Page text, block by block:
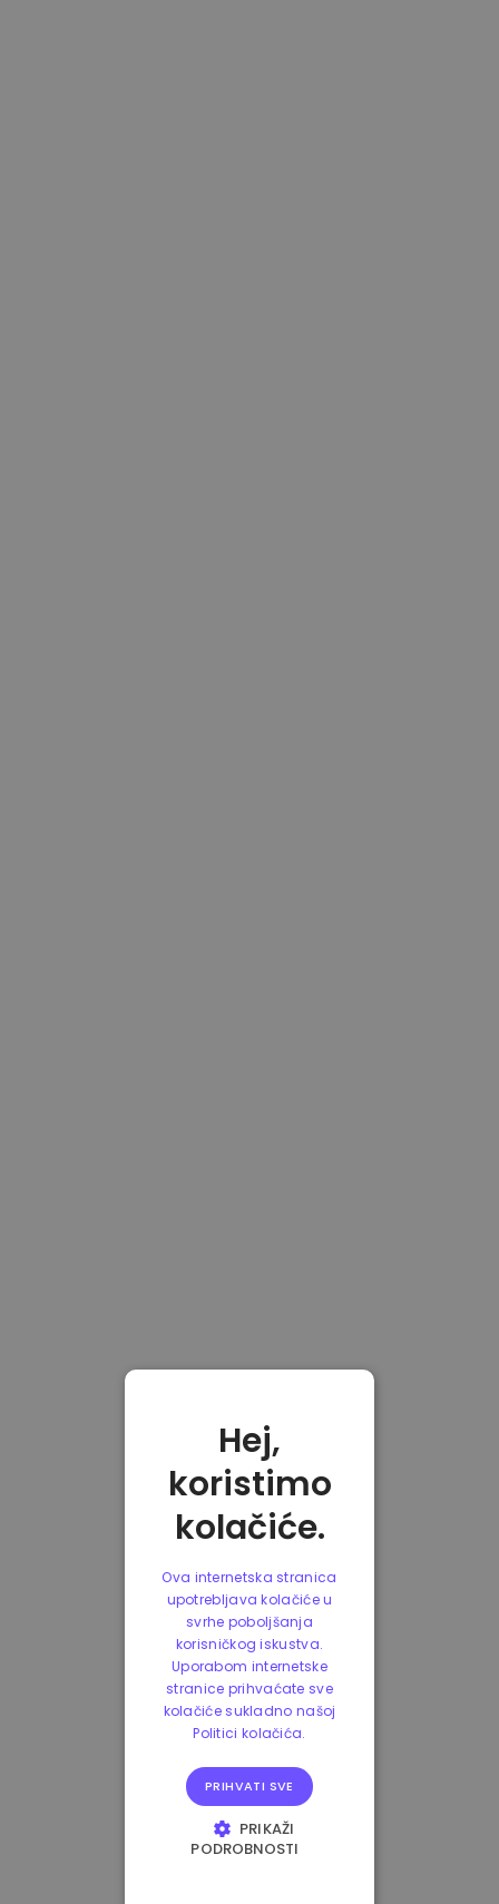
Hej,
koristimo
kolačiće.
Ova internetska stranica
upotrebljava kolačiće u
svrhe poboljšanja
korisničkog iskustva.
Uporabom internetske
stranice prihvaćate sve
kolačiće sukladno našoj
Politici kolačića.
PRIHVATI SVE
PRIKAŽI
PODROBNOSTI